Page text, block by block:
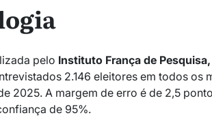
pelo Instituto França de
2.146 eleitores em todos
2025. A margem de erro é de 2,5
de 95%.